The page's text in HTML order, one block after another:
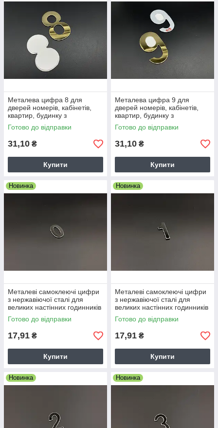
Металева цифра 8 для
дверей номерів, кабінетів,
квартир, будинку з
нержавіючої сталі 8см. Колір
"золото".
Готово до відправки
31,10 ₴
Купити
Металева цифра 9 для
дверей номерів, кабінетів,
квартир, будинку з
нержавіючої сталі 8см. Колір
"золото".
Готово до відправки
31,10 ₴
Купити
Новинка
Металеві самоклеючі цифри
з нержавіючої сталі для
великих настінних годинників
4см 0 нуль
Готово до відправки
17,91 ₴
Купити
Новинка
Металеві самоклеючі цифри
з нержавіючої сталі для
великих настінних годинників
4см 1 один
Готово до відправки
17,91 ₴
Купити
Новинка Новинка